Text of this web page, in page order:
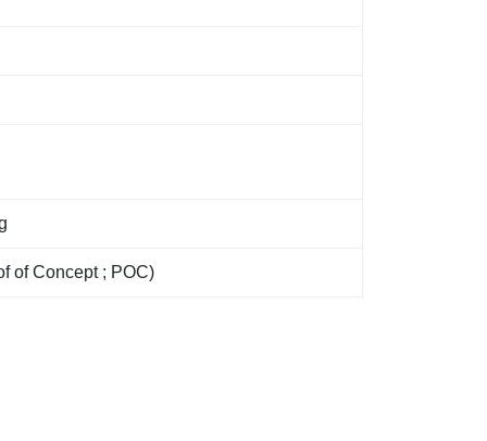
of Concept ; POC)